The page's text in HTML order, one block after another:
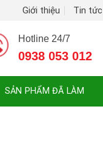
Giới thiệu Tin tức
Hotline 24/7
0938 053 012
SẢN PHẨM ĐÃ LÀM